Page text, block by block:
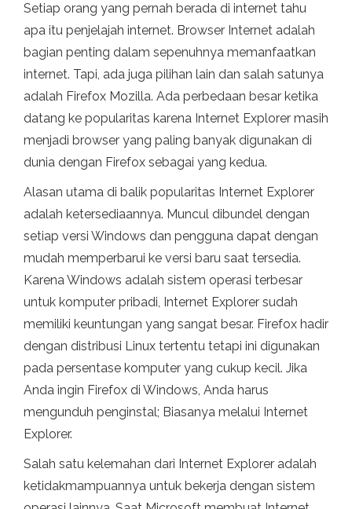
Setiap orang yang pernah berada di internet tahu
apa itu penjelajah internet. Browser Internet adalah
bagian penting dalam sepenuhnya memanfaatkan
internet. Tapi, ada juga pilihan lain dan salah satunya
adalah Firefox Mozilla. Ada perbedaan besar ketika
datang ke popularitas karena Internet Explorer masih
menjadi browser yang paling banyak digunakan di
dunia dengan Firefox sebagai yang kedua.
Alasan utama di balik popularitas Internet Explorer
adalah ketersediaannya. Muncul dibundel dengan
setiap versi Windows dan pengguna dapat dengan
mudah memperbarui ke versi baru saat tersedia.
Karena Windows adalah sistem operasi terbesar
untuk komputer pribadi, Internet Explorer sudah
memiliki keuntungan yang sangat besar. Firefox hadir
dengan distribusi Linux tertentu tetapi ini digunakan
pada persentase komputer yang cukup kecil. Jika
Anda ingin Firefox di Windows, Anda harus
mengunduh penginstal; Biasanya melalui Internet
Explorer.
Salah satu kelemahan dari Internet Explorer adalah
ketidakmampuannya untuk bekerja dengan sistem